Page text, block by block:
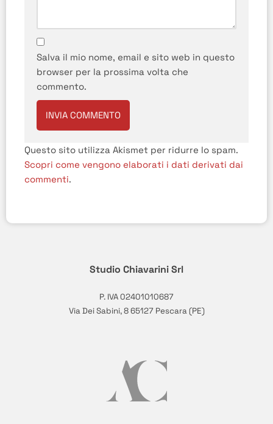
Salva il mio nome, email e sito web in questo
browser per la prossima volta che
commento.
Questo sito utilizza Akismet per ridurre lo spam.
Scopri come vengono elaborati i dati derivati dai
commenti.
Studio Chiavarini Srl
P. IVA 02401010687
Via Dei Sabini, 8 65127 Pescara (PE)